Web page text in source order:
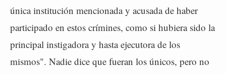
única institución mencionada y acusada de haber
participado en estos crímines, como si hubiera sido la
principal instigadora y hasta ejecutora de los
mismos". Nadie dice que fueran los únicos, pero no